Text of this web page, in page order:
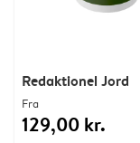
Redaktionel Jord
Fra
129,00 kr.